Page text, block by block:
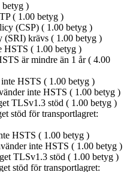
betyg )
( 1.00 betyg )
(CSP) ( 1.00 betyg )
(SRI) krävs ( 1.00 betyg )
HSTS ( 1.00 betyg )
är mindre än 1 år ( 4.00
HSTS ( 1.00 betyg )
inte HSTS ( 1.00 betyg )
TLSv1.3 stöd ( 1.00 betyg )
stöd för transportlagret:
HSTS ( 1.00 betyg )
inte HSTS ( 1.00 betyg )
TLSv1.3 stöd ( 1.00 betyg )
stöd för transportlagret: